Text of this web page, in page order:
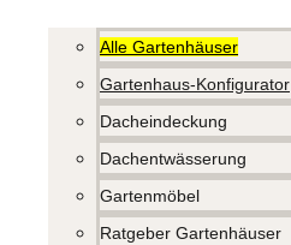
Alle Gartenhäuser
Gartenhaus-Konfigurator
Dacheindeckung
Dachentwässerung
Gartenmöbel
Ratgeber Gartenhäuser